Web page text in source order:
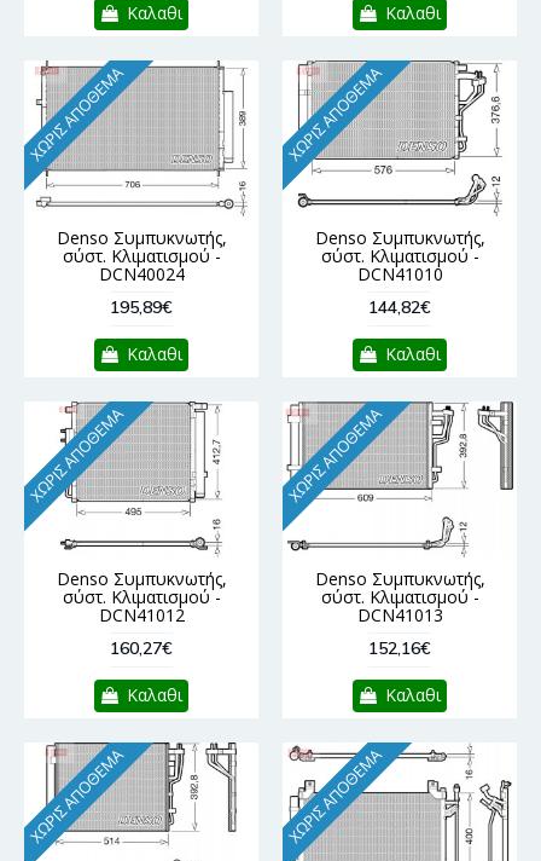
Καλαθι Καλαθι
ΧΩΡΊΣ ΑΠΌΘΕΜΑ
Denso Συμπυκνωτής,
σύστ. Κλιματισμού -
DCN40024
195,89€
Καλαθι
ΧΩΡΊΣ ΑΠΌΘΕΜΑ
Denso Συμπυκνωτής,
σύστ. Κλιματισμού -
DCN41010
144,82€
Καλαθι
ΧΩΡΊΣ ΑΠΌΘΕΜΑ
Denso Συμπυκνωτής,
σύστ. Κλιματισμού -
DCN41012
160,27€
Καλαθι
ΧΩΡΊΣ ΑΠΌΘΕΜΑ
Denso Συμπυκνωτής,
σύστ. Κλιματισμού -
DCN41013
152,16€
Καλαθι
ΧΩΡΊΣ ΑΠΌΘΕΜΑ ΧΩΡΊΣ ΑΠΌΘΕΜΑ